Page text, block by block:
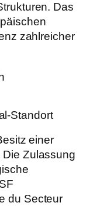
Das
zahlreicher
Standort
einer
Die Zulassung
du Secteur